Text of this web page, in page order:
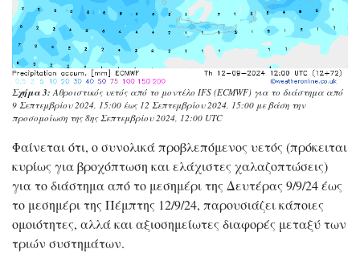
Σχήμα 3: Αθροιστικός υετός από το μοντέλο IFS (ECMWF) για το διάστημα από
9 Σεπτεμβρίου 2024, 15:00 έως 12 Σεπτεμβρίου 2024, 15:00 με βάση την
προσομοίωση της 8ης Σεπτεμβρίου 2024, 12:00 UTC
Φαίνεται ότι, ο συνολικά προβλεπόμενος υετός (πρόκειται
κυρίως για βροχόπτωση και ελάχιστες χαλαζοπτώσεις)
για το διάστημα από το μεσημέρι της Δευτέρας 9/9/24 έως
το μεσημέρι της Πέμπτης 12/9/24, παρουσιάζει κάποιες
ομοιότητες, αλλά και αξιοσημείωτες διαφορές μεταξύ των
τριών συστημάτων.